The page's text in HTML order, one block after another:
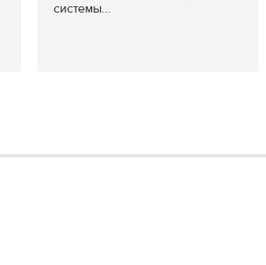
системы...